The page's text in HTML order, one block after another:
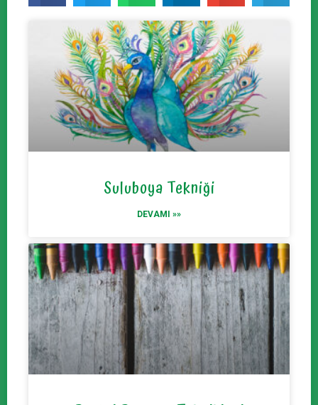
Suluboya Tekniği
DEVAMI »»